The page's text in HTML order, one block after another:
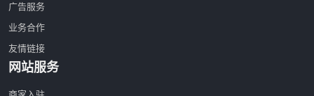
广告服务
业务合作
友情链接
网站服务